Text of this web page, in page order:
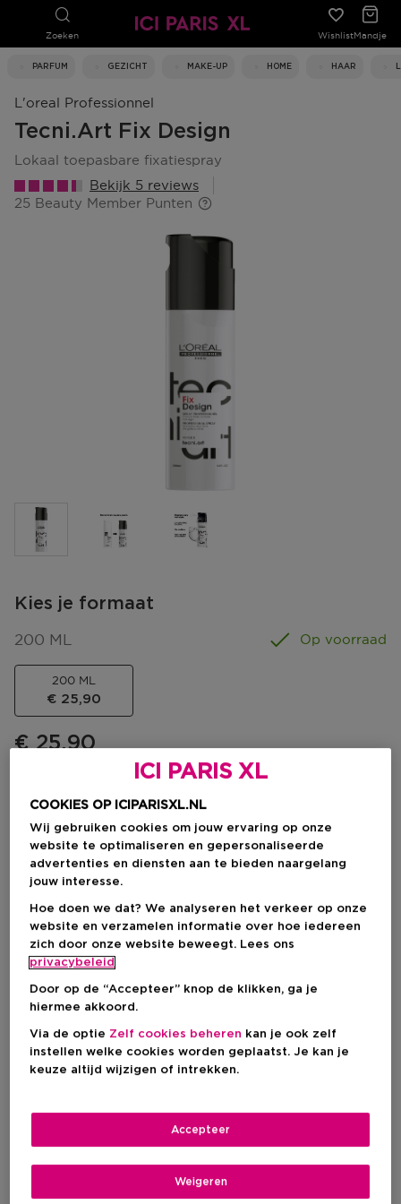
Zoeken WishlistMandje
PARFUM GEZICHT MAKE-UP HOME HAAR
L'oreal Professionnel
Tecni.art Fix Design
lokaal toepasbare fixatiespray
Bekijk 5 reviews
25 Beauty Member Punten
Kies je formaat
200 ML Op voorraad
200 ML
€ 25,90
€ 25,90
IN WINKELMANDJE
Levering aan huis
Ophalen in een winkel
Ophalen in een winkel nabij jou.
Selecteer een winkel
Korte beschrijving
Haartype Alle
L'Oréal Professionnel Tecni.ART Fix Design Spray is
een lokaal toepasbare fixatiespray, die zowel over het
ICI PARIS XL
COOKIES OP ICIPARISXL.NL
Wij gebruiken cookies om jouw ervaring op onze
website te optimaliseren en gepersonaliseerde
advertenties en diensten aan te bieden naargelang
jouw interesse.
Hoe doen we dat? We analyseren het verkeer op onze
website en verzamelen informatie over hoe iedereen
zich door onze website beweegt. Lees ons
privacybeleid
Door op de “Accepteer” knop de klikken, ga je
hiermee akkoord.
Via de optie Zelf cookies beheren kan je ook zelf
instellen welke cookies worden geplaatst. Je kan je
keuze altijd wijzigen of intrekken.
Weigeren
Accepteer